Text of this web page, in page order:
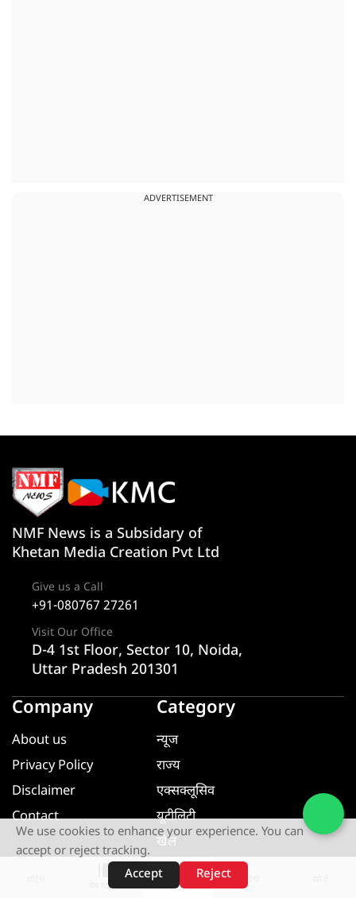
ADVERTISEMENT
वेब स्टोरीज़
NMF News is a Subsidary of
Khetan Media Creation Pvt Ltd
Give us a Call
+91-080767 27261
Visit Our Office
D-4 1st Floor, Sector 10, Noida,
Uttar Pradesh 201301
Company
About us
Privacy Policy
Disclaimer
Contact
Category
न्यूज
राज्य
एक्सक्लूसिव
यूटीलिटी
खेल
मनोरंजन
धर्म ज्ञान
We use cookies to enhance your experience. You can
accept or reject tracking.
Accept
Reject